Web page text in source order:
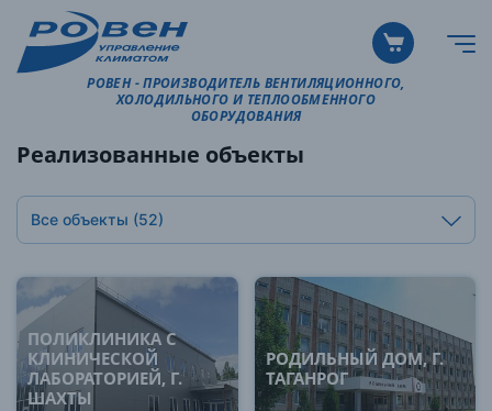
РОВЕН - ПРОИЗВОДИТЕЛЬ ВЕНТИЛЯЦИОННОГО,
ХОЛОДИЛЬНОГО И ТЕПЛООБМЕННОГО
ОБОРУДОВАНИЯ
Реализованные объекты
Все объекты (52)
ПОЛИКЛИНИКА С
КЛИНИЧЕСКОЙ
ЛАБОРАТОРИЕЙ, Г.
ШАХТЫ
РОДИЛЬНЫЙ ДОМ, Г.
ТАГАНРОГ